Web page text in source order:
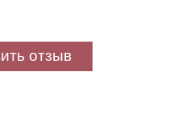
отзыв